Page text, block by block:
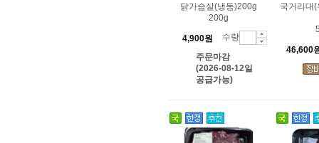
닭가슴살(냉동)200g
200g
4,900원
수량
주문마감
(2026-08-12일
공급가능)
국거리대
46,600